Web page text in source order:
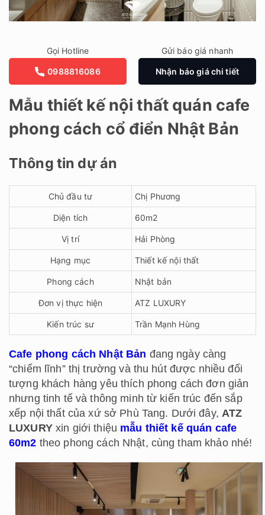
Mẫu thiết kế nội thất quán cafe
phong cách cổ điển Nhật Bản
Thông tin dự án
Chủ đầu tư Chị Phương
Diện tích 60m2
Vị trí Hải Phòng
Hạng mục Thiết kế nội thất
Phong cách Nhật bản
Đơn vị thực hiện ATZ LUXURY
Kiến trúc sư Trần Mạnh Hùng
Gọi Hotline
0988816086
Gửi báo giá nhanh
Nhận báo giá chi tiết
Cafe phong cách Nhật Bản đang ngày càng
“chiếm lĩnh” thị trường và thu hút được nhiều đối
tượng khách hàng yêu thích phong cách đơn giản
nhưng tinh tế và thông minh từ kiến trúc đến sắp
xếp nội thất của xứ sở Phù Tang. Dưới đây, ATZ
LUXURYxin giới thiệu mẫu thiết kế quán cafe
60m2 theo phong cách Nhật, cùng tham khảo nhé!